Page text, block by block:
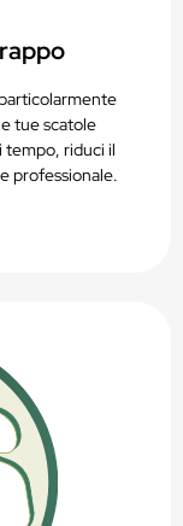
tue scatole
tempo, riduci il
professionale.